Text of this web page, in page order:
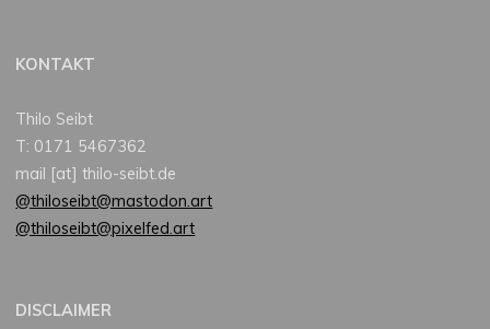
KONTAKT
Thilo Seibt
T: 0171 5467362
mail [at] thilo-seibt.de
@thiloseibt@mastodon.art
@thiloseibt@pixelfed.art
DISCLAIMER